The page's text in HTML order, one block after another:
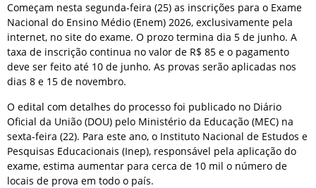
Começam nesta segunda-feira (25) as inscrições para o Exame
Nacional do Ensino Médio (Enem) 2026, exclusivamente pela
internet, no site do exame. O prozo termina dia 5 de junho. A
taxa de inscrição continua no valor de R$ 85 e o pagamento
deve ser feito até 10 de junho. As provas serão aplicadas nos
dias 8 e 15 de novembro.
O edital com detalhes do processo foi publicado no Diário
Oficial da União (DOU) pelo Ministério da Educação (MEC) na
sexta-feira (22). Para este ano, o Instituto Nacional de Estudos e
Pesquisas Educacionais (Inep), responsável pela aplicação do
exame, estima aumentar para cerca de 10 mil o número de
locais de prova em todo o país.